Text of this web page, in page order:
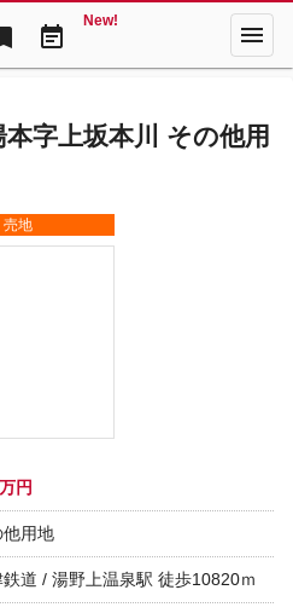
event_note
New! menu
字上坂本川 その他用
売地
円
他用地
鉄道 / 湯野上温泉駅 徒歩10820ｍ